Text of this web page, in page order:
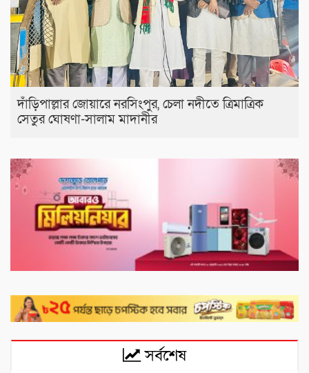
দাঁড়িপাল্লার জোয়ারে নরসিংপুর, চেলা নদীতে ত্রিমাত্রিক
সেতুর ঘোষণা-সালাম মাদানীর
সর্বশেষ